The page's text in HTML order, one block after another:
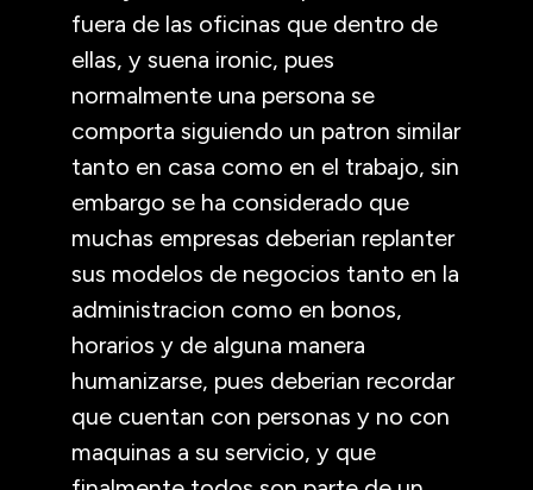
fuera de las oficinas que dentro de
ellas, y suena ironic, pues
normalmente una persona se
comporta siguiendo un patron similar
tanto en casa como en el trabajo, sin
embargo se ha considerado que
muchas empresas deberian replanter
sus modelos de negocios tanto en la
administracion como en bonos,
horarios y de alguna manera
humanizarse, pues deberian recordar
que cuentan con personas y no con
maquinas a su servicio, y que